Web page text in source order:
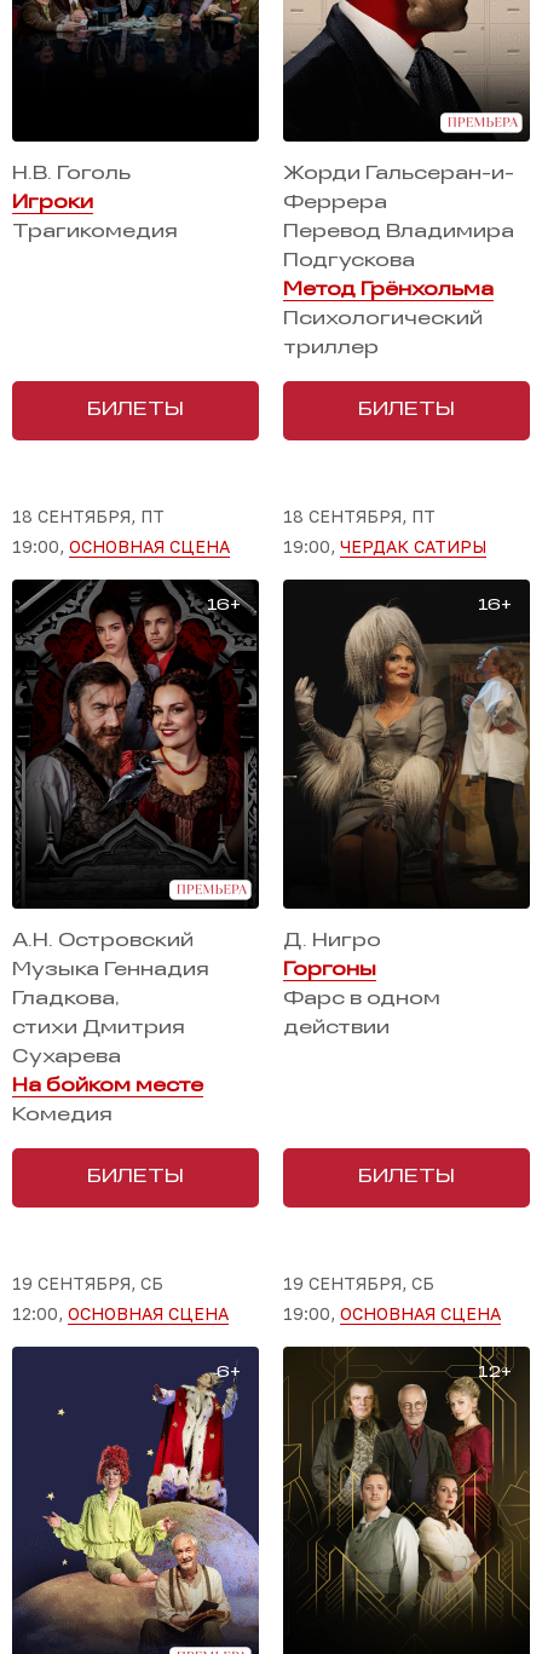
Н.В. Гоголь
Игроки
Трагикомедия
БИЛЕТЫ
Жорди Гальсеран-и-
Феррера
Перевод Владимира
Подгускова
Метод Грёнхольма
Психологический
триллер
БИЛЕТЫ
18 СЕНТЯБРЯ, ПТ
19:00, ОСНОВНАЯ СЦЕНА
А.Н. Островский
Музыка Геннадия
Гладкова,
стихи Дмитрия
Сухарева
На бойком месте
Комедия
БИЛЕТЫ
18 СЕНТЯБРЯ, ПТ
19:00, ЧЕРДАК САТИРЫ
Д. Нигро
Горгоны
Фарс в одном
действии
БИЛЕТЫ
19 СЕНТЯБРЯ, СБ
12:00, ОСНОВНАЯ СЦЕНА
19 СЕНТЯБРЯ, СБ
19:00, ОСНОВНАЯ СЦЕНА